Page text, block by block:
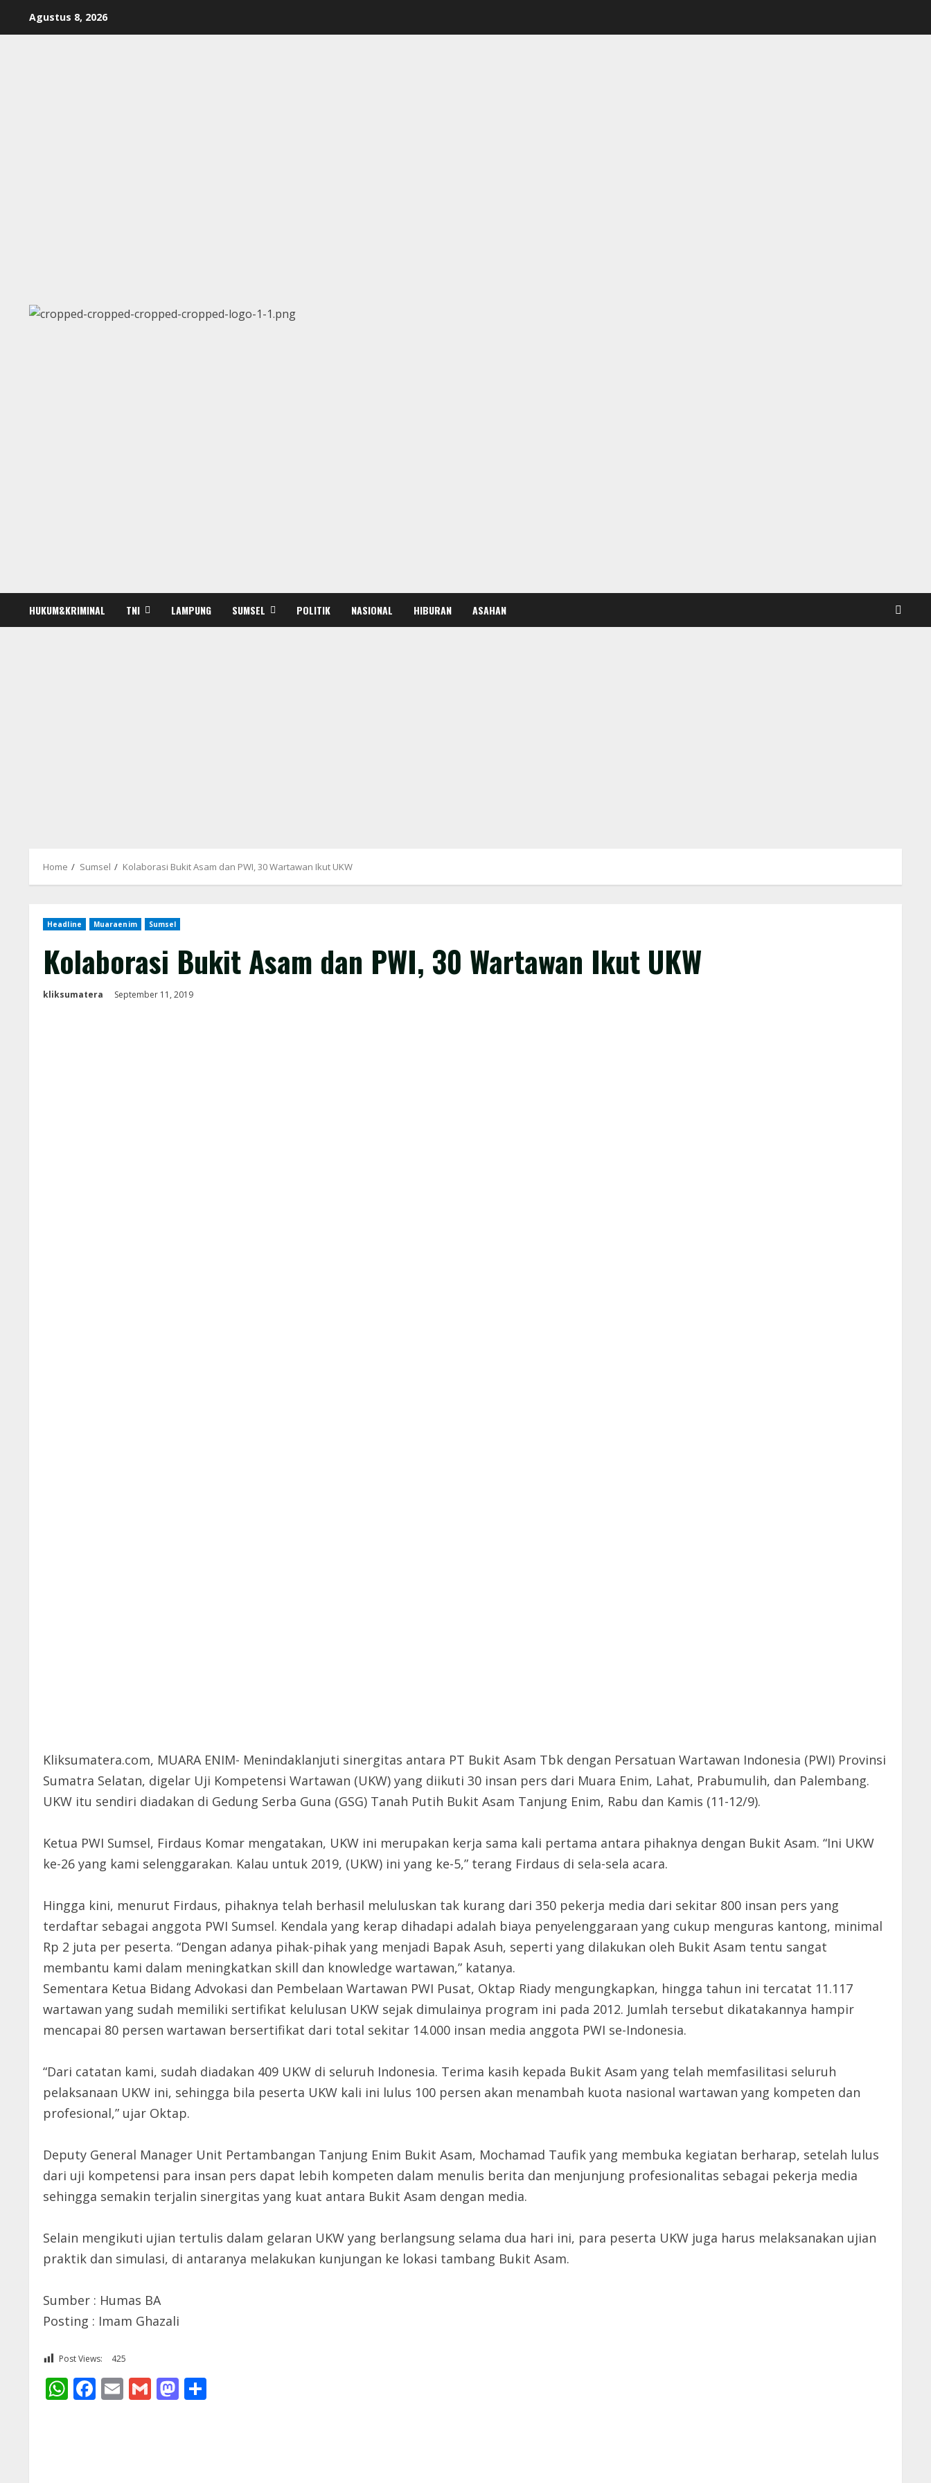
Agustus 8, 2026
HUKUM&KRIMINAL TNI LAMPUNG SUMSEL POLITIK NASIONAL HIBURAN ASAHAN
Home Sumsel Kolaborasi Bukit Asam dan PWI, 30 Wartawan Ikut UKW
Headline Muaraenim Sumsel
Kolaborasi Bukit Asam dan PWI, 30 Wartawan Ikut UKW
kliksumatera September 11, 2019
Kliksumatera.com, MUARA ENIM- Menindaklanjuti sinergitas antara PT Bukit Asam Tbk dengan Persatuan Wartawan Indonesia (PWI) Provinsi
Sumatra Selatan, digelar Uji Kompetensi Wartawan (UKW) yang diikuti 30 insan pers dari Muara Enim, Lahat, Prabumulih, dan Palembang.
UKW itu sendiri diadakan di Gedung Serba Guna (GSG) Tanah Putih Bukit Asam Tanjung Enim, Rabu dan Kamis (11-12/9).
Ketua PWI Sumsel, Firdaus Komar mengatakan, UKW ini merupakan kerja sama kali pertama antara pihaknya dengan Bukit Asam. “Ini UKW
ke-26 yang kami selenggarakan. Kalau untuk 2019, (UKW) ini yang ke-5,” terang Firdaus di sela-sela acara.
Hingga kini, menurut Firdaus, pihaknya telah berhasil meluluskan tak kurang dari 350 pekerja media dari sekitar 800 insan pers yang
terdaftar sebagai anggota PWI Sumsel. Kendala yang kerap dihadapi adalah biaya penyelenggaraan yang cukup menguras kantong, minimal
Rp 2 juta per peserta. “Dengan adanya pihak-pihak yang menjadi Bapak Asuh, seperti yang dilakukan oleh Bukit Asam tentu sangat
membantu kami dalam meningkatkan skill dan knowledge wartawan,” katanya.
Sementara Ketua Bidang Advokasi dan Pembelaan Wartawan PWI Pusat, Oktap Riady mengungkapkan, hingga tahun ini tercatat 11.117
wartawan yang sudah memiliki sertifikat kelulusan UKW sejak dimulainya program ini pada 2012. Jumlah tersebut dikatakannya hampir
mencapai 80 persen wartawan bersertifikat dari total sekitar 14.000 insan media anggota PWI se-Indonesia.
“Dari catatan kami, sudah diadakan 409 UKW di seluruh Indonesia. Terima kasih kepada Bukit Asam yang telah memfasilitasi seluruh
pelaksanaan UKW ini, sehingga bila peserta UKW kali ini lulus 100 persen akan menambah kuota nasional wartawan yang kompeten dan
profesional,” ujar Oktap.
Deputy General Manager Unit Pertambangan Tanjung Enim Bukit Asam, Mochamad Taufik yang membuka kegiatan berharap, setelah lulus
dari uji kompetensi para insan pers dapat lebih kompeten dalam menulis berita dan menjunjung profesionalitas sebagai pekerja media
sehingga semakin terjalin sinergitas yang kuat antara Bukit Asam dengan media.
Selain mengikuti ujian tertulis dalam gelaran UKW yang berlangsung selama dua hari ini, para peserta UKW juga harus melaksanakan ujian
praktik dan simulasi, di antaranya melakukan kunjungan ke lokasi tambang Bukit Asam.
Sumber : Humas BA
Posting : Imam Ghazali
Post Views: 425
WhatsApp
Facebook
EmailGmailMastodon